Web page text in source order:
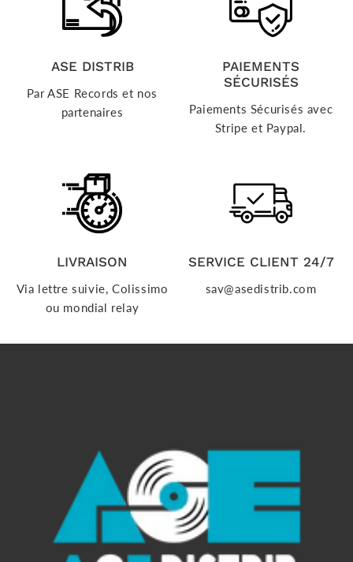
ASE DISTRIB
Par ASE Records et nos
partenaires
PAIEMENTS
SÉCURISÉS
Paiements Sécurisés avec
Stripe et Paypal.
LIVRAISON
Via lettre suivie, Colissimo
ou mondial relay
SERVICE CLIENT 24/7
sav@asedistrib.com